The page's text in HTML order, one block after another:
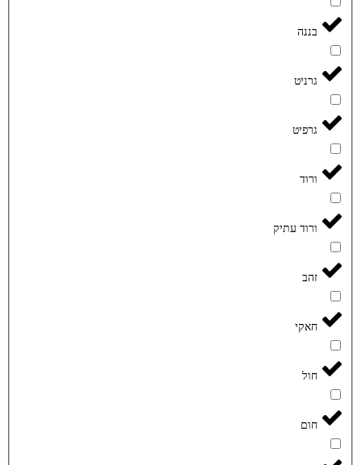
בננה
גרניט
גרפיט
ורוד
ורוד עתיק
זהב
חאקי
חול
חום